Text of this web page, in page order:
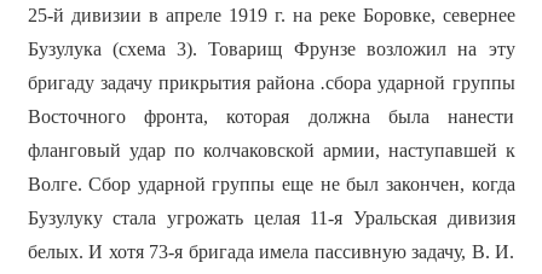
25-й дивизии в апреле 1919 г. на реке Боровке, севернее
Бузулука (схема 3). Товарищ Фрунзе возложил на эту
бригаду задачу прикрытия района.сбора ударной группы
Восточного фронта, которая должна была нанести
фланговый удар по колчаковской армии, наступавшей к
Волге. Сбор ударной группы еще не был закончен, когда
Бузулуку стала угрожать целая 11-я Уральская дивизия
белых. И хотя 73-я бригада имела пассивную задачу, В. И.